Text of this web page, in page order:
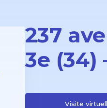
237
3e (34)
Visite